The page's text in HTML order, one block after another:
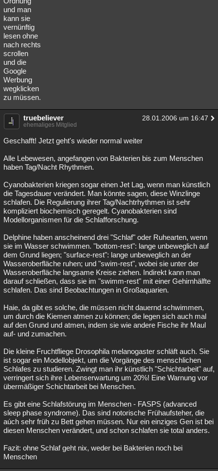
Besucht
Lesenswert
und man
kann sie
vernünftig
lesen ohne
nach rechts
scrollen
und die
Google
Werbung
wegklicken
zu müssen.
truebeliever 28.01.2006 um 16:47
ehemaliges Mitglied
Geschafft! Jetzt geht's wieder normal weiter
Alle Lebewesen, angefangen von Bakterien bis zum Menschen
haben Tag/Nacht Rhythmen.
Cyanobakterien kriegen sogar einen Jet Lag, wenn man künstlich
die Tagesdauer verändert. Man könnte sagen, diese Winzlinge
schlafen. Die Regulierung ihrer Tag/Nachtrhythmen ist sehr
kompliziert biochemisch geregelt. Cyanobakterien sind
Modellorganismen für die Schlafforschung.
Delphine haben anscheinend drei "Schlaf" oder Ruhearten, wenn
sie im Wasser schwimmen. "bottom-rest": lange unbeweglich auf
dem Grund liegen; "surface-rest": lange unbeweglich an der
Wasseroberfläche ruhen; und "swim-rest", wobei sie unter der
Wasseroberfläche langsame Kreise ziehen. Indirekt kann man
darauf schließen, dass sie im "swimm-rest" mit einer Gehirnhälfte
schlafen. Das sind Beobachtungen in Großaquarien.
Haie, da gibt es solche, die müssen nicht dauernd schwimmen,
um durch die Kiemen atmen zu können; die legen sich auch mal
auf den Grund und atmen, indem sie wie andere Fische ihr Maul
auf- und zumachen.
Die kleine Fruchtfliege Drosophila melanogaster schläft auch. Sie
ist sogar ein Modellobjekt, um die Vorgänge des menschlichen
Schlafes zu studieren. Zwingt man ihr künstlich "Schichtarbeit" auf,
verringert sich ihre Lebenserwartung um 20%! Eine Warnung vor
übermäßiger Schichtarbeit bei Menschen.
Es gibt eine Schlafstörung im Menschen - FASPS (advanced
sleep phase syndrome). Das sind notorische Frühaufsteher, die
aúch sehr früh zu Bett gehen müssen. Nur ein einziges Gen ist bei
diesen Menschen verändert, und schon schlafen sie total anders.
Fazit: ohne Schlaf geht nix, weder bei Bakterien noch bei
Menschen